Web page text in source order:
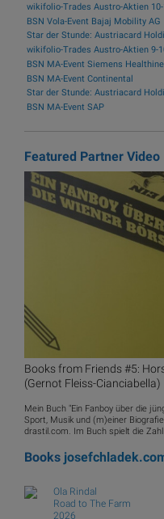
wikifolio-Trades Austro-Aktien 10-
BSN Vola-Event Bajaj Mobility AG
wikifolio-Trades Austro-Aktien 9-
BSN MA-Event Siemens
BSN MA-Event Continental
BSN MA-Event SAP
Featured Partner Video
Books from Friends #5:
(Gernot Fleiss-Cianciabella)
Mein Buch "Ein Fanboy über die
Sport, Musik und (m)einer
drastil.com. Im Buch spielt die Zahl
Books
Ola Rindal
Road to The Farm
2026